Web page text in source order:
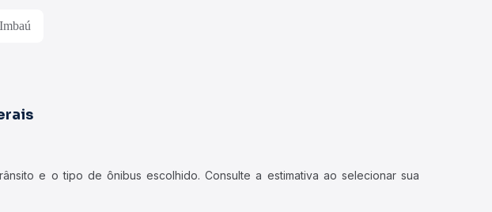
Imbaú
e o tipo de ônibus escolhido. Consulte a estimativa ao selecionar sua